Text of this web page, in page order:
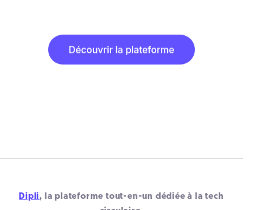
Dipli, la plateforme tout-en-un dédiée à la tech